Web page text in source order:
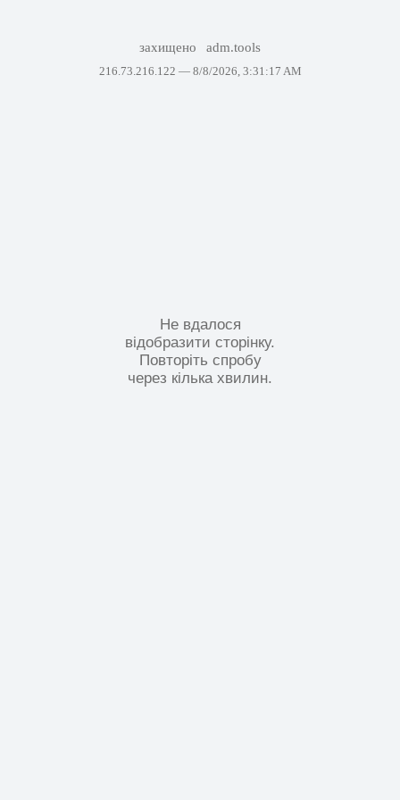
захищено adm.tools
216.73.216.122 — 8/8/2026, 3:31:17 AM
Не вдалося
відобразити сторінку.
Повторіть спробу
через кілька хвилин.